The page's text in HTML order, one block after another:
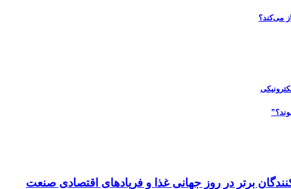
برتر در روز جهانی غذا و فریادهای اقتصادی صنعت